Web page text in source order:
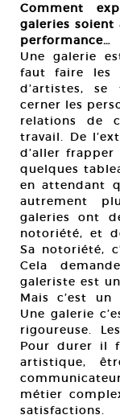
Comment
galeries soient
performance…
Une galerie
faut faire les
d’artistes,
cerner les
relations de
travail. De
d’aller
quelques
en attendant
autrement
galeries ont
notoriété, et
Sa notoriété,
Cela
galeriste est
Mais c’est
Une galerie
rigoureuse.
Pour durer il
artistique,
métier
satisfactions.